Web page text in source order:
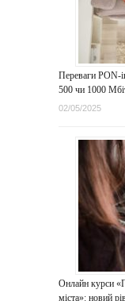
Переваги PON-
500 чи 1000
02/05/2025
Онлайн курси
міста»: новий